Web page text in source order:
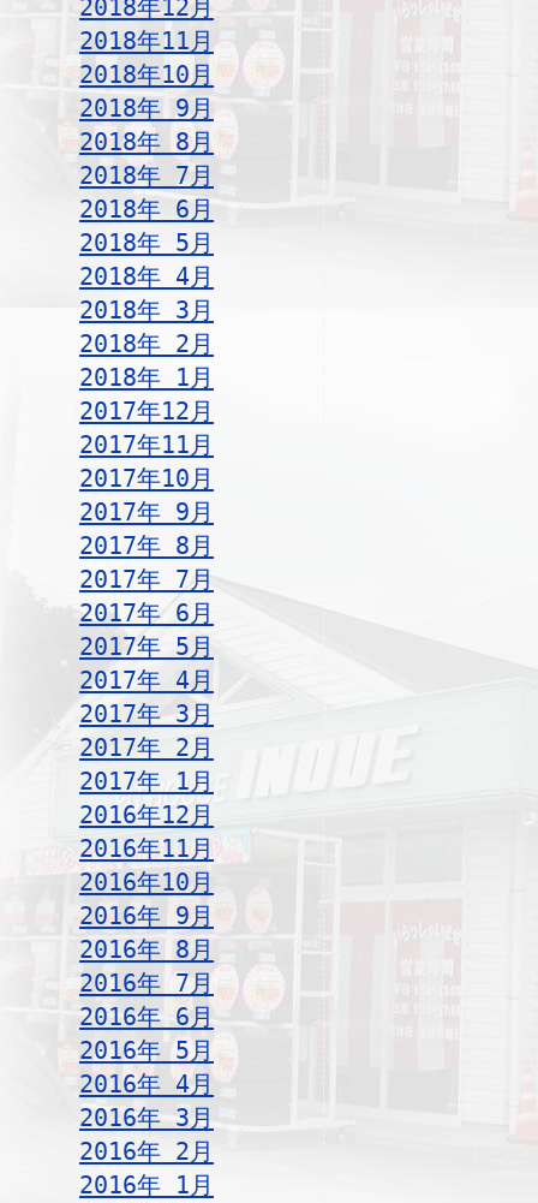
2018年12月
2018年11月
2018年10月
2018年 9月
2018年 8月
2018年 7月
2018年 6月
2018年 5月
2018年 4月
2018年 3月
2018年 2月
2018年 1月
2017年12月
2017年11月
2017年10月
2017年 9月
2017年 8月
2017年 7月
2017年 6月
2017年 5月
2017年 4月
2017年 3月
2017年 2月
2017年 1月
2016年12月
2016年11月
2016年10月
2016年 9月
2016年 8月
2016年 7月
2016年 6月
2016年 5月
2016年 4月
2016年 3月
2016年 2月
2016年 1月